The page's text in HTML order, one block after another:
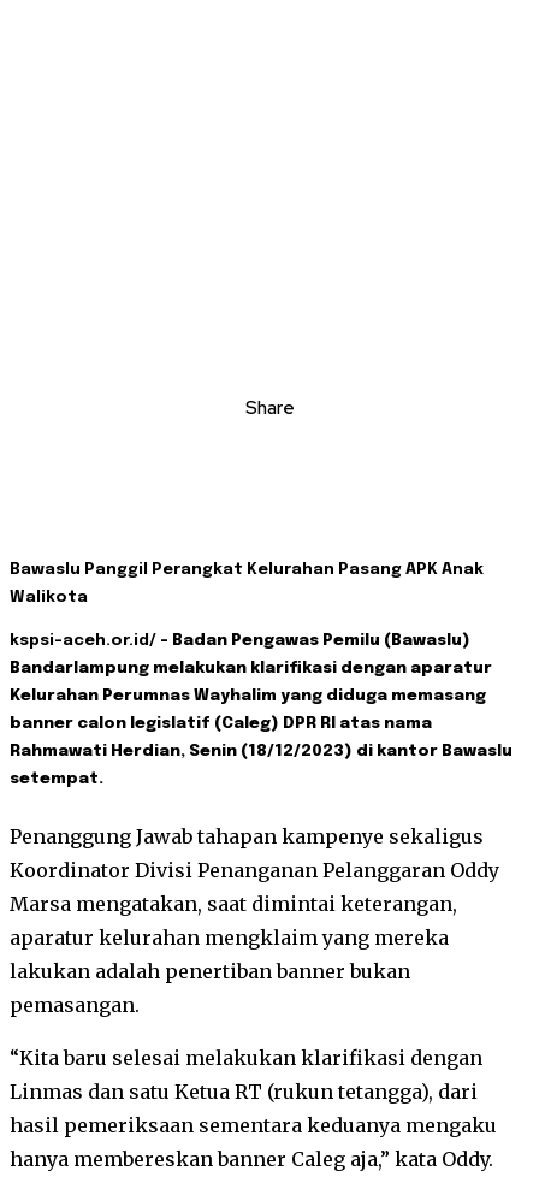
Share
Bawaslu Panggil Perangkat Kelurahan Pasang APK Anak
Walikota
kspsi-aceh.or.id/ – Badan Pengawas Pemilu (Bawaslu)
Bandarlampung melakukan klarifikasi dengan aparatur
Kelurahan Perumnas Wayhalim yang diduga memasang
banner calon legislatif (Caleg) DPR RI atas nama
Rahmawati Herdian, Senin (18/12/2023) di kantor Bawaslu
setempat.
Penanggung Jawab tahapan kampenye sekaligus
Koordinator Divisi Penanganan Pelanggaran Oddy
Marsa mengatakan, saat dimintai keterangan,
aparatur kelurahan mengklaim yang mereka
lakukan adalah penertiban banner bukan
pemasangan.
“Kita baru selesai melakukan klarifikasi dengan
Linmas dan satu Ketua RT (rukun tetangga), dari
hasil pemeriksaan sementara keduanya mengaku
hanya membereskan banner Caleg aja,” kata Oddy.